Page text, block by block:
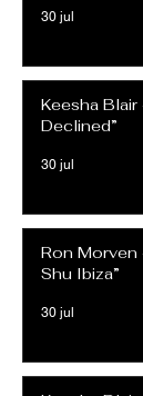
30 jul
Keesha Blair
Declined”
30 jul
Ron Morven
Shu Ibiza”
30 jul